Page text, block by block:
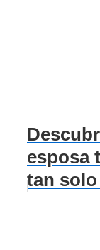
esposa
tan solo